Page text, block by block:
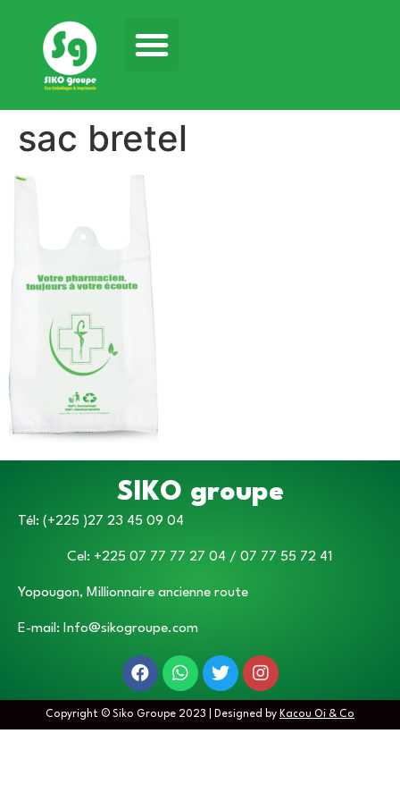
sac bretel
SIKO groupe
Tél: (+225 )27 23 45 09 04
Cel: +225 07 77 77 27 04 / 07 77 55 72 41
Yopougon, Millionnaire ancienne route
E-mail: Info@sikogroupe.com
Copyright © Siko Groupe 2023 | Designed by Kacou Oi & Co